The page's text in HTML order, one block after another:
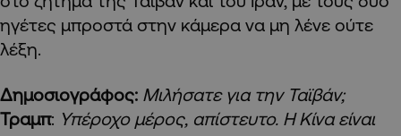
ηγέτες μπροστά στην κάμερα να μη λένε ούτε
λέξη.
Δημοσιογράφος: Μιλήσατε για την Ταϊβάν;
Τραμπ: Υπέροχο μέρος, απίστευτο. Η Κίνα είναι